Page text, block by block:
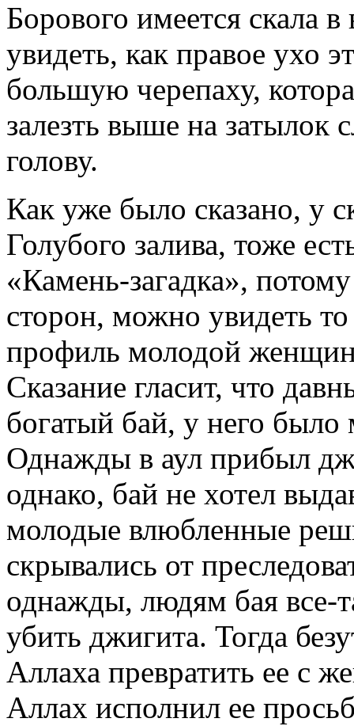
Борового имеется скала
увидеть, как правое ухо
большую черепаху,
залезть выше на затылок
голову.
Как уже было сказано, у
Голубого залива, тоже
«Камень-загадка»,
сторон, можно увидеть
профиль молодой
Сказание гласит, что
богатый бай, у него
Однажды в аул прибыл
однако, бай не хотел
молодые влюбленные
скрывались от
однажды, людям бая все-
убить джигита. Тогда
Аллаха превратить ее с
Аллах исполнил ее